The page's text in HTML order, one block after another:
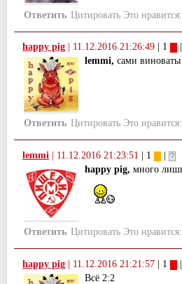
Ответить Цитировать Это нравится:
happy pig 11.12.2016 21:26:49 | 1
lemmi, сами виноваты
Ответить Цитировать Это нравится:
lemmi 11.12.2016 21:23:51 | 1
happy pig, много
Ответить Цитировать Это нравится:
happy pig 11.12.2016 21:21:57 | 1
Всё 2:2